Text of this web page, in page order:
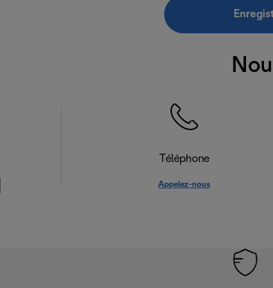
Téléphone
Appelez-nous